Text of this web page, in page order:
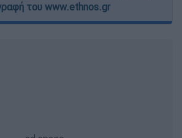
του www.ethnos.gr